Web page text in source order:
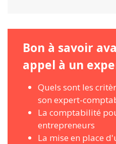
Bon à savoir
appel à un
Quels sont les
son expert-
La comptabilité
entrepreneurs
La mise en place